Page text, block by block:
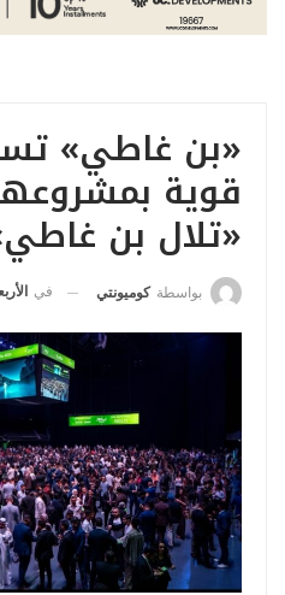
«بن غاطي»
قوية
«تلال بن
بواسطة كوميونتي في الأربعاء, 6